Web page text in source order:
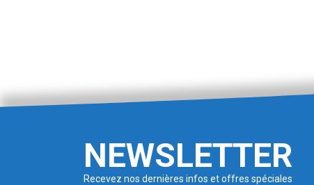
NEWSLETTER
Recevez nos dernières infos et offres spéciales